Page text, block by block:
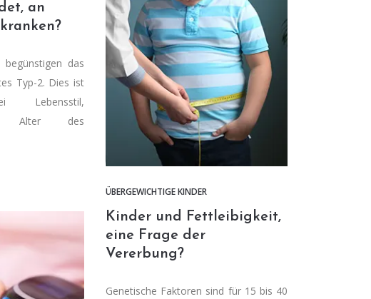
an
das
Typ-2. Dies ist
Alter des
ÜBERGEWICHTIGE KINDER
Kinder und Fettleibigkeit,
eine Frage der
Vererbung?
Genetische Faktoren sind für 15 bis 40